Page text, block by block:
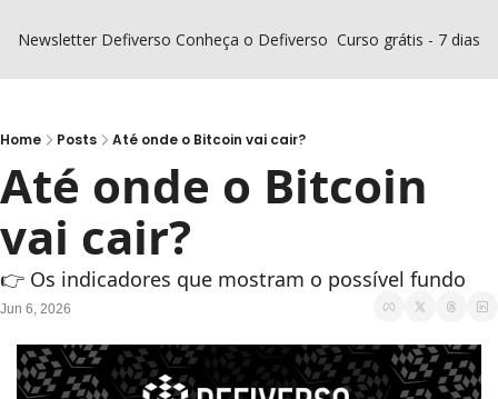
Newsletter Defiverso Conheça o Defiverso Curso grátis - 7 dias
Home Posts Até onde o Bitcoin vai cair?
Até onde o Bitcoin
vai cair?
👉 Os indicadores que mostram o possível fundo
Jun 6, 2026